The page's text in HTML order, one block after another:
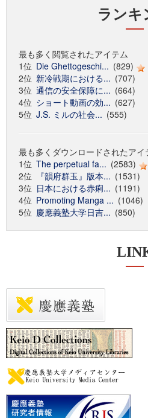
ランキ
最も多く閲覧されたアイテム
1位 Die Ghettogeschi... (829)
2位 新冷戦期における... (707)
3位 通信の安全保障に... (664)
4位 ショート動画の効... (627)
5位 J.S. ミルの社会... (555)
最も多くダウンロードされたアイ
1位 The perpetual fa... (2583)
2位
『韻府群玉』版本... (1531)
3位 日本における赤痢... (1191)
4位 Promoting Manga ... (1046)
5位 慶應義塾大学日吉... (850)